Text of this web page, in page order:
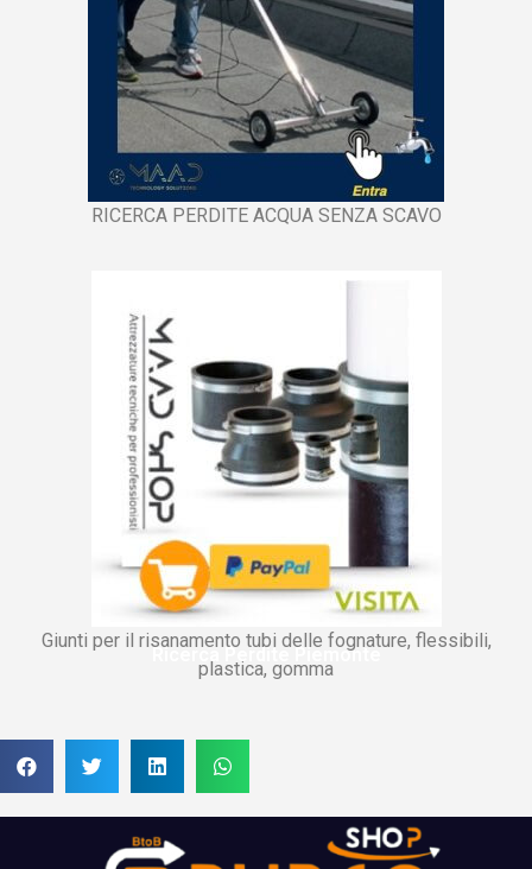
RICERCA PERDITE ACQUA SENZA SCAVO
Giunti per il risanamento tubi delle fognature, flessibili,
plastica, gomma
Ricerca Perdite Piemonte